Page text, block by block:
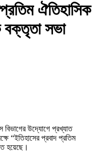
ঐতিহাসিক
বক্তৃতা সভা
বিভাগের উদ্যোগে প্রখ্যাত
“ইতিহাসের প্রবাদ প্রতিম
হয়েছে।